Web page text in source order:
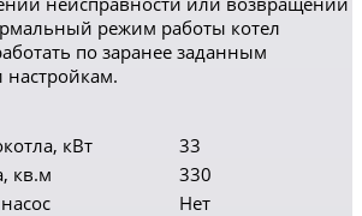
режим работы котел
по заранее заданным
настройкам.
кВт
33
кв.м
330
Нет